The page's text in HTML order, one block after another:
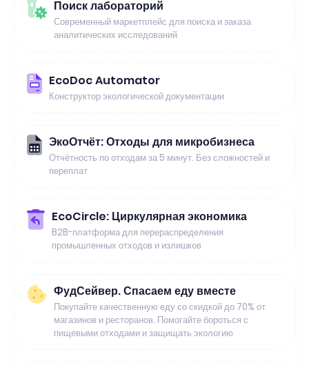
Поиск лабораторий
Современный маркетплейс для поиска и заказа
аналитических исследований
EcoDoc Automator
Конструктор экологической документации
ЭкоОтчёт: Отходы для микробизнеса
Отчётность по отходам за 5 минут. Без сложностей и
переплат
EcoCircle: Циркулярная экономика
B2B-платформа для перераспределения
промышленных отходов и излишков
ФудСейвер. Спасаем еду вместе
Покупайте качественную еду со скидкой до 70% от
магазинов и ресторанов. Помогайте бороться с
пищевыми отходами и защищать экологию